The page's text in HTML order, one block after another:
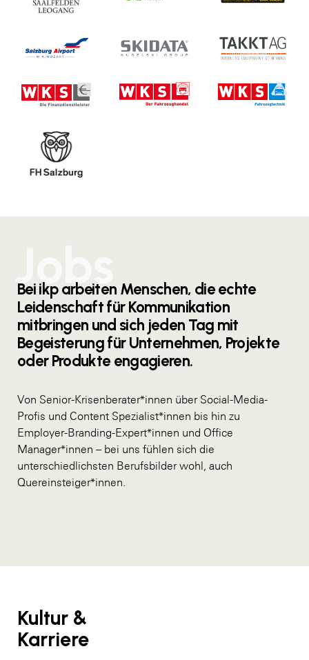
Bei ikp arbeiten Menschen, die echte
Leidenschaft für Kommunikation
mitbringen und sich jeden Tag mit
Begeisterung für Unternehmen, Projekte
oder Produkte engagieren.
Von Senior-Krisenberater*innen über Social-Media-
Profis und Content Spezialist*innen bis hin zu
Employer-Branding-Expert*innen und Office
Manager*innen – bei uns fühlen sich die
unterschiedlichsten Berufsbilder wohl, auch
Quereinsteiger*innen.
Kultur &
Karriere